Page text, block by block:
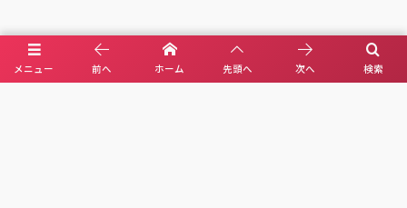
メニュー 検索
前へ ホーム 先頭へ 次へ